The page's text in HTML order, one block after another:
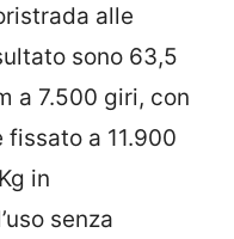
alle
sono 63,5
a 7.500 giri, con
a 11.900
in
senza